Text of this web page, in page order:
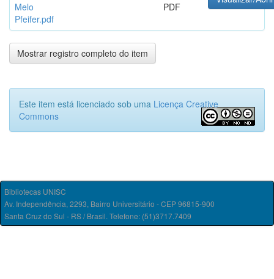
Melo
Pfeifer.pdf
PDF
Mostrar registro completo do item
Este item está licenciado sob uma Licença Creative
Commons
Bibliotecas UNISC
Av. Independência, 2293, Bairro Universitário - CEP 96815-900
Santa Cruz do Sul - RS / Brasil. Telefone: (51)3717.7409